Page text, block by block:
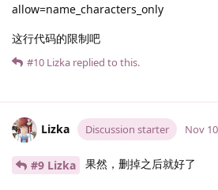
allow=name_characters_only
这行代码的限制吧
#10 Lizka replied to this.
Lizka Discussion starter Nov
#9 Lizka 果然，删掉之后就好了